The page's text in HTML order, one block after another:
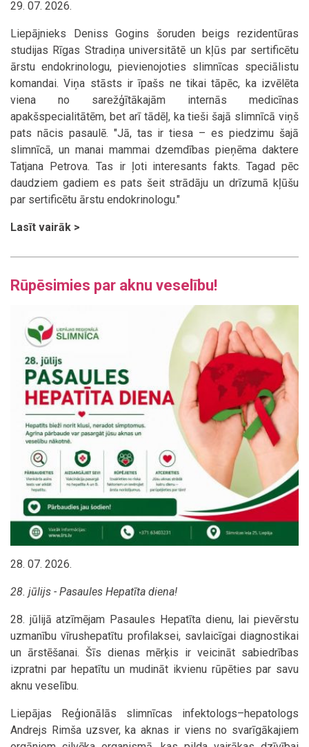
29. 07. 2026.
Liepājnieks Deniss Gogins šoruden beigs rezidentūras
studijas Rīgas Stradiņa universitātē un kļūs par sertificētu
ārstu endokrinologu, pievienojoties slimnīcas speciālistu
komandai. Viņa stāsts ir īpašs ne tikai tāpēc, ka izvēlēta
viena no sarežģītākajām internās medicīnas
apakšspecialitātēm, bet arī tādēļ, ka tieši šajā slimnīcā viņš
pats nācis pasaulē. "Jā, tas ir tiesa – es piedzimu šajā
slimnīcā, un manai mammai dzemdības pieņēma daktere
Tatjana Petrova. Tas ir ļoti interesants fakts. Tagad pēc
daudziem gadiem es pats šeit strādāju un drīzumā kļūšu
par sertificētu ārstu endokrinologu."
Lasīt vairāk >
Rūpēsimies par aknu veselību!
28. 07. 2026.
28. jūlijs - Pasaules Hepatīta diena!
28. jūlijā atzīmējam Pasaules Hepatīta dienu, lai pievērstu
uzmanību vīrushepatītu profilaksei, savlaicīgai diagnostikai
un ārstēšanai. Šīs dienas mērķis ir veicināt sabiedrības
izpratni par hepatītu un mudināt ikvienu rūpēties par savu
aknu veselību.
Liepājas Reģionālās slimnīcas infektologs–hepatologs
Andrejs Rimša uzsver, ka aknas ir viens no svarīgākajiem